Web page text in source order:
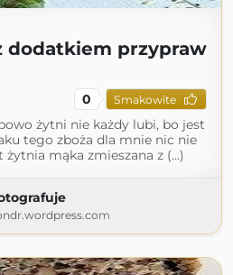
dodatkiem przypraw
0 Smakowite
żytni nie każdy lubi, bo jest
tego zboża dla mnie nic nie
mąka zmieszana z (...)